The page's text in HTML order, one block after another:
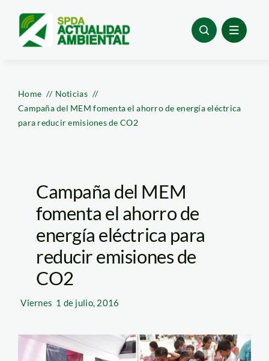
content
Home
Noticias
Campaña del MEM fomenta el ahorro de energía eléctrica
para reducir emisiones de CO2
Campaña del MEM
fomenta el ahorro de
energía eléctrica para
reducir emisiones de
CO2
Viernes 1 de julio, 2016